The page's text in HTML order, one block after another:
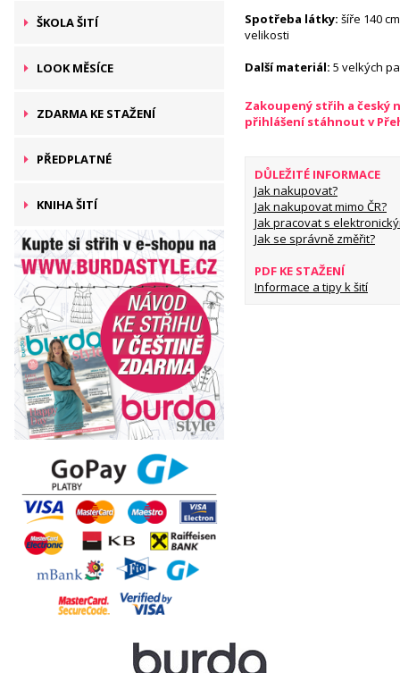
ŠKOLA ŠITÍ
LOOK MĚSÍCE
ZDARMA KE STAŽENÍ
PŘEDPLATNÉ
KNIHA ŠITÍ
Spotřeba látky: šíře 140
velikosti
Další materiál: 5 velkých
Zakoupený střih a český
přihlášení stáhnout v
DŮLEŽITÉ INFORMACE
Jak nakupovat?
Jak nakupovat mimo ČR?
Jak pracovat s
Jak se správně změřit?
PDF KE STAŽENÍ
Informace a tipy k šití